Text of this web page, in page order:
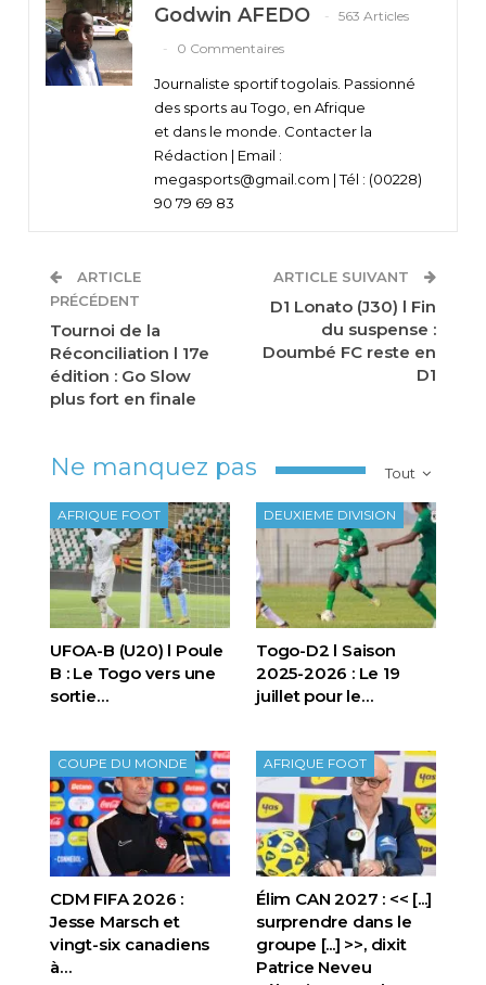
Godwin AFEDO
563 Articles
0 Commentaires
Journaliste sportif togolais. Passionné
des sports au Togo, en Afrique
et dans le monde. Contacter la
Rédaction | Email :
megasports@gmail.com | Tél : (00228)
90 79 69 83
ARTICLE
PRÉCÉDENT
Tournoi de la
Réconciliation l 17e
édition : Go Slow
plus fort en finale
ARTICLE SUIVANT
D1 Lonato (J30) l Fin
du suspense :
Doumbé FC reste en
D1
Tout
Ne manquez pas
AFRIQUE FOOT
UFOA-B (U20) l Poule
B : Le Togo vers une
sortie…
DEUXIEME DIVISION
Togo-D2 l Saison
2025-2026 : Le 19
juillet pour le…
COUPE DU MONDE
CDM FIFA 2026 :
Jesse Marsch et
vingt-six canadiens
à…
AFRIQUE FOOT
Élim CAN 2027 : << [...]
surprendre dans le
groupe [...] >>, dixit
Patrice Neveu